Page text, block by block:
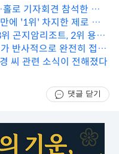
로 기자회견 참석한 홍상
에 '1위' 차지한 제로 음료
곤지암리조트, 2위 용평
반사적으로 완전히 접히
씨 관련 소식이 전해졌다
댓글 닫기